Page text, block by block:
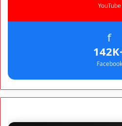
YouTube
f
Facebook